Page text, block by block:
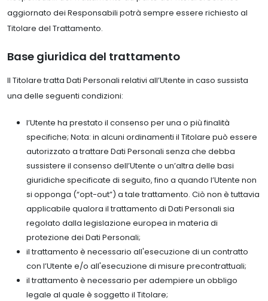
aggiornato dei Responsabili potrà sempre essere richiesto al
Titolare del Trattamento.
Base giuridica del trattamento
Il Titolare tratta Dati Personali relativi all’Utente in caso sussista
una delle seguenti condizioni:
l’Utente ha prestato il consenso per una o più finalità
specifiche; Nota: in alcuni ordinamenti il Titolare può essere
autorizzato a trattare Dati Personali senza che debba
sussistere il consenso dell’Utente o un’altra delle basi
giuridiche specificate di seguito, fino a quando l’Utente non
si opponga (“opt-out”) a tale trattamento. Ciò non è tuttavia
applicabile qualora il trattamento di Dati Personali sia
regolato dalla legislazione europea in materia di
protezione dei Dati Personali;
il trattamento è necessario all'esecuzione di un contratto
con l’Utente e/o all'esecuzione di misure precontrattuali;
il trattamento è necessario per adempiere un obbligo
legale al quale è soggetto il Titolare;